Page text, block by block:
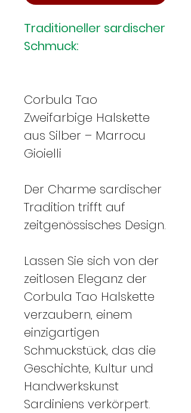
Traditioneller sardischer
Schmuck:
Corbula Tao
Zweifarbige Halskette
aus Silber – Marrocu
Gioielli
Der Charme sardischer
Tradition trifft auf
zeitgenössisches Design.
Lassen Sie sich von der
zeitlosen Eleganz der
Corbula Tao Halskette
verzaubern, einem
einzigartigen
Schmuckstück, das die
Geschichte, Kultur und
Handwerkskunst
Sardiniens verkörpert.